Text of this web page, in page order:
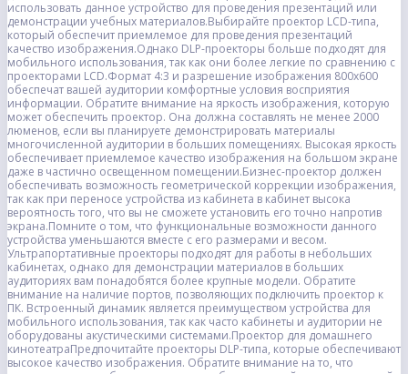
использовать данное устройство для проведения презентаций или
демонстрации учебных материалов.Выбирайте проектор LCD-типа,
который обеспечит приемлемое для проведения презентаций
качество изображения.Однако DLP-проекторы больше подходят для
мобильного использования, так как они более легкие по сравнению с
проекторами LCD.Формат 4:3 и разрешение изображения 800х600
обеспечат вашей аудитории комфортные условия восприятия
информации. Обратите внимание на яркость изображения, которую
может обеспечить проектор. Она должна составлять не менее 2000
люменов, если вы планируете демонстрировать материалы
многочисленной аудитории в больших помещениях. Высокая яркость
обеспечивает приемлемое качество изображения на большом экране
даже в частично освещенном помещении.Бизнес-проектор должен
обеспечивать возможность геометрической коррекции изображения,
так как при переносе устройства из кабинета в кабинет высока
вероятность того, что вы не сможете установить его точно напротив
экрана.Помните о том, что функциональные возможности данного
устройства уменьшаются вместе с его размерами и весом.
Ультрапортативные проекторы подходят для работы в небольших
кабинетах, однако для демонстрации материалов в больших
аудиториях вам понадобятся более крупные модели. Обратите
внимание на наличие портов, позволяющих подключить проектор к
ПК. Встроенный динамик является преимуществом устройства для
мобильного использования, так как часто кабинеты и аудитории не
оборудованы акустическими системами.Проектор для домашнего
кинотеатраПредпочитайте проекторы DLP-типа, которые обеспечивают
высокое качество изображения. Обратите внимание на то, что